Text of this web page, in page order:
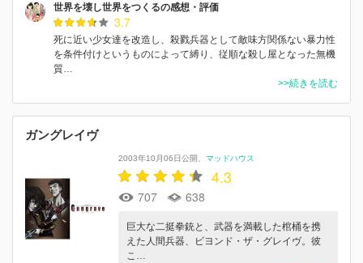
世界を壊し世界をつくるの感想・評価
3.7
死に近い少女達を改造し、殺戮兵器として敵味方関係ない暴力性
を条件付けというものによって縛り、従順な殺し屋となった無機
質…
>>続きを読む
ガングレイヴ
2003年10月06日公開 マッドハウス
4.3
707 638
巨大な二挺拳銃と、武器を満載した棺桶を携
えた人間兵器、ビヨンド・ザ・グレイヴ。彼
こ…